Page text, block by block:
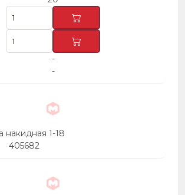
-
-
накидная 1-18
405682